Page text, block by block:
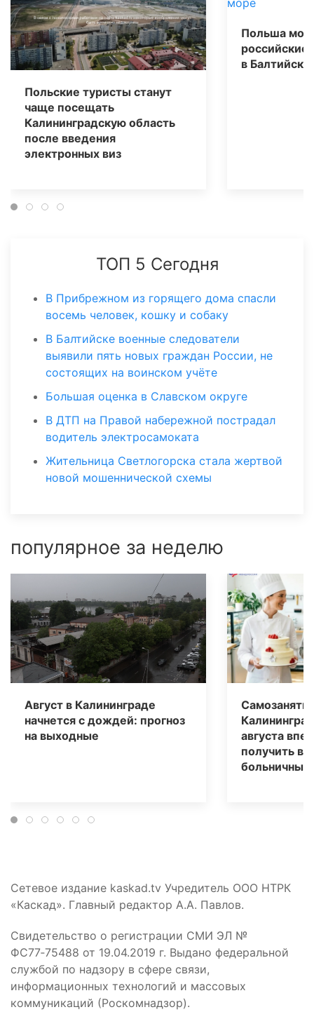
Польские туристы станут
чаще посещать
Калининградскую область
после введения
электронных виз
Польша
российские
в
ТОП 5 Сегодня
В Прибрежном из горящего дома спасли
восемь человек, кошку и собаку
В Балтийске военные следователи
выявили пять новых граждан России, не
состоящих на воинском учёте
Большая оценка в Славском округе
В ДТП на Правой набережной пострадал
водитель электросамоката
Жительница Светлогорска стала жертвой
новой мошеннической схемы
популярное за неделю
Август в Калининграде
начнется с дождей: прогноз
на выходные
августа
получить
больничным
Сетевое издание kaskad.tv Учредитель ООО НТРК
«Каскад». Главный редактор А.А. Павлов.
Свидетельство о регистрации СМИ ЭЛ №
ФС77‑75488 от 19.04.2019 г. Выдано федеральной
службой по надзору в сфере связи,
информационных технологий и массовых
коммуникаций (Роскомнадзор).